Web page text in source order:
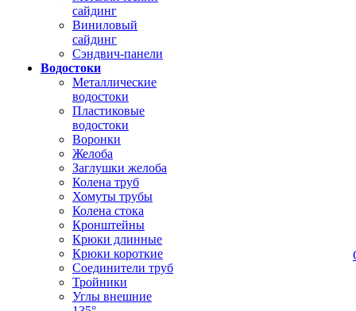
сайдинг
Виниловый
сайдинг
Сэндвич-панели
Водостоки
Металлические
водостоки
Пластиковые
водостоки
Воронки
Желоба
Заглушки желоба
Колена труб
Хомуты трубы
Колена стока
Кронштейны
Крюки длинные
Крюки короткие
Соединители труб
Тройники
Углы внешние